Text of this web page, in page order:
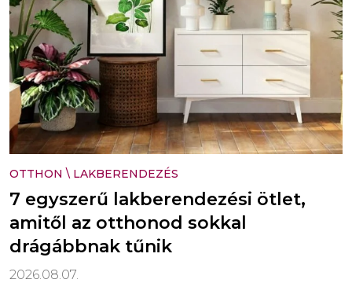
OTTHON \ LAKBERENDEZÉS
7 egyszerű lakberendezési ötlet,
amitől az otthonod sokkal
drágábbnak tűnik
2026.08.07.